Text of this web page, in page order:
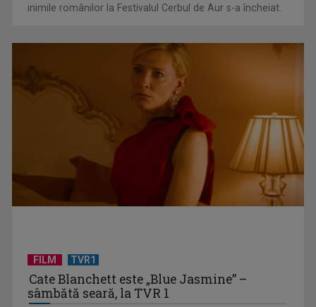
„Brazilia – întoarcerea la pădure”: salvarea vine din
înţelepciunea veche, ...
inimile românilor la Festivalul Cerbul de Aur s-a încheiat.
FILM TVR1
Cate Blanchett este „Blue Jasmine” –
sâmbătă seară, la TVR 1